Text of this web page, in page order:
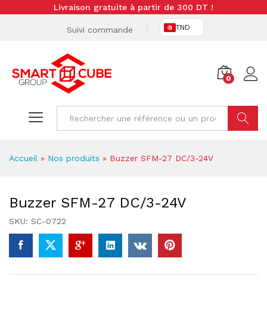
Livraison gratuite à partir de 300 DT !
Suivi commande TND
0
Accueil » Nos produits » Buzzer SFM-27 DC/3-24V
Buzzer SFM-27 DC/3-24V
SKU: SC-0722